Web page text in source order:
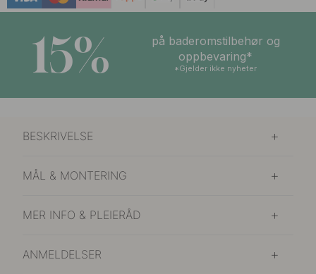
15%
på baderomstilbehør og
oppbevaring*
*Gjelder ikke nyheter
BESKRIVELSE
MÅL & MONTERING
MER INFO & PLEIERÅD
ANMELDELSER